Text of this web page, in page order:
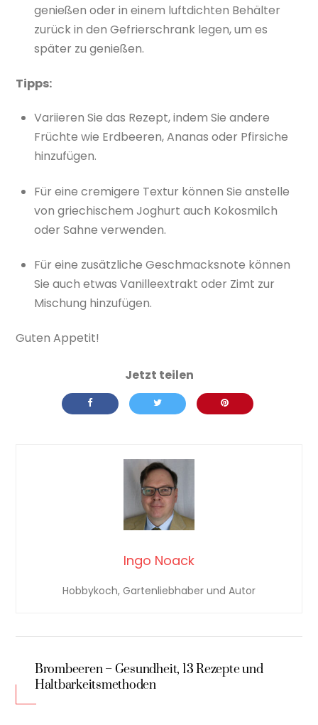
genießen oder in einem luftdichten Behälter
zurück in den Gefrierschrank legen, um es
später zu genießen.
Tipps:
Variieren Sie das Rezept, indem Sie andere
Früchte wie Erdbeeren, Ananas oder Pfirsiche
hinzufügen.
Für eine cremigere Textur können Sie anstelle
von griechischem Joghurt auch Kokosmilch
oder Sahne verwenden.
Für eine zusätzliche Geschmacksnote können
Sie auch etwas Vanilleextrakt oder Zimt zur
Mischung hinzufügen.
Guten Appetit!
Ingo Noack
Hobbykoch, Gartenliebhaber und Autor
Brombeeren – Gesundheit, 13 Rezepte und
Haltbarkeitsmethoden